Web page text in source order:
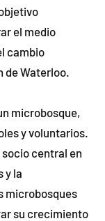
el medio
cambio
de Waterloo.
microbosque,
y voluntarios.
socio central en
y la
microbosques
su crecimiento